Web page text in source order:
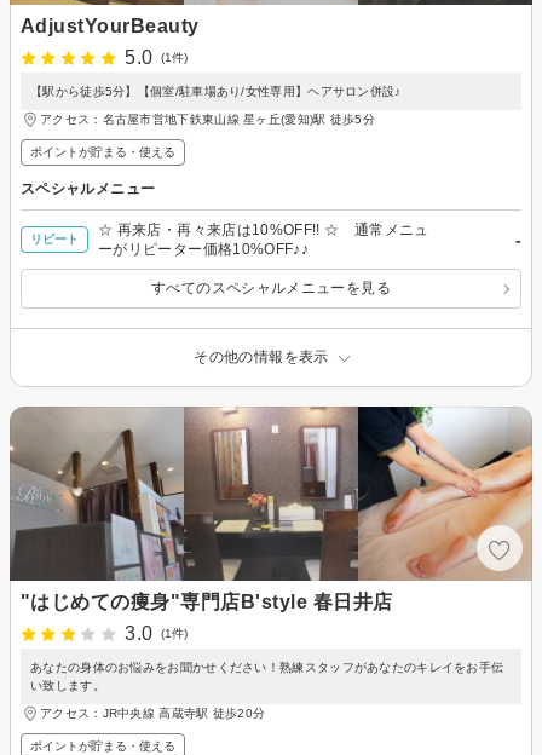
AdjustYourBeauty
5.0
(1件)
【駅から徒歩5分】【個室/駐車場あり/女性専用】ヘアサロン併設♪
アクセス：名古屋市営地下鉄東山線 星ヶ丘(愛知)駅 徒歩5分
ポイントが貯まる・使える
スペシャルメニュー
リピート
☆ 再来店・再々来店は10%OFF!! ☆ 通常メニュ
ーがリピーター価格10%OFF♪♪
-
すべてのスペシャルメニューを見る
その他の情報を表示
"はじめての痩身"専門店B'style 春日井店
3.0
(1件)
あなたの身体のお悩みをお聞かせください！熟練スタッフがあなたのキレイをお手伝
い致します。
アクセス：JR中央線 高蔵寺駅 徒歩20分
ポイントが貯まる・使える